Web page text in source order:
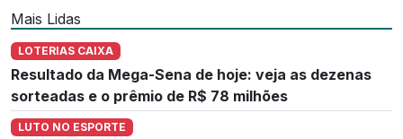
Mais Lidas
LOTERIAS CAIXA
Resultado da Mega-Sena de hoje: veja as dezenas
sorteadas e o prêmio de R$ 78 milhões
LUTO NO ESPORTE